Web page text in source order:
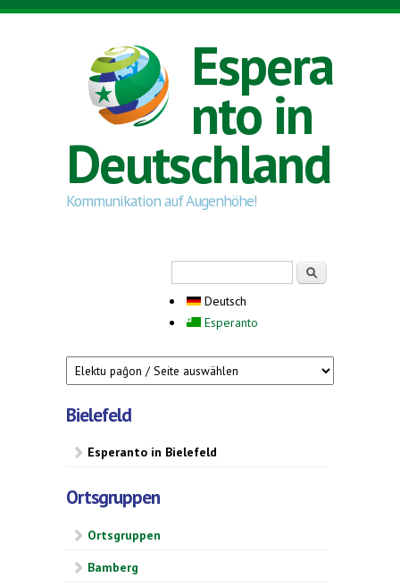
Direkt zum Inhalt
Espera
nto in
Deutschland
Kommunikation auf Augenhöhe!
Deutsch
Esperanto
Bielefeld
Esperanto in Bielefeld
Ortsgruppen
Ortsgruppen
Bamberg